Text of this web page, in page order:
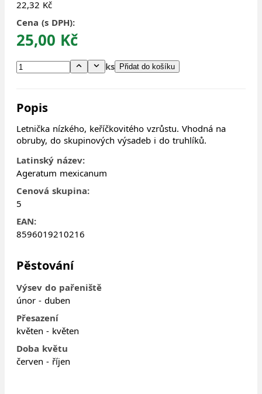
22,32 Kč
Cena (s DPH):
25,00 Kč
ks Přidat do košíku
Popis
Letnička nízkého, keříčkovitého vzrůstu. Vhodná na
obruby, do skupinových výsadeb i do truhlíků.
Latinský název:
Ageratum mexicanum
Cenová skupina:
5
EAN:
8596019210216
Pěstování
Výsev do pařeniště
únor - duben
Přesazení
květen - květen
Doba květu
červen - říjen